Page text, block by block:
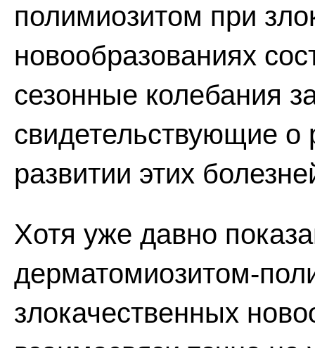
полимиозитом при
новообразованиях
сезонные колебания
свидетельствующие о
развитии этих
Хотя уже давно
дерматомиозитом-
злокачественных